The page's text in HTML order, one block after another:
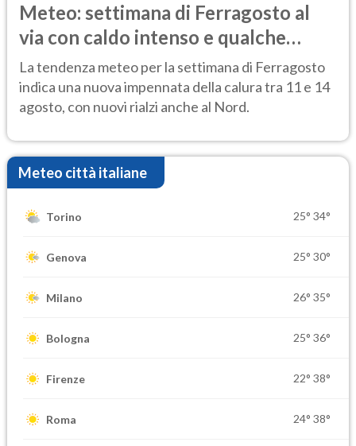
Meteo: settimana di Ferragosto al
via con caldo intenso e qualche
temporale
La tendenza meteo per la settimana di Ferragosto
indica una nuova impennata della calura tra 11 e 14
agosto, con nuovi rialzi anche al Nord.
Meteo città italiane
Torino 25° 34°
Genova 25° 30°
Milano 26° 35°
Bologna 25° 36°
Firenze 22° 38°
Roma 24° 38°